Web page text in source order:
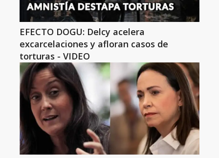
EFECTO DOGU: Delcy acelera
excarcelaciones y afloran casos de
torturas - VIDEO